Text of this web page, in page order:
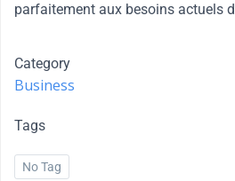
parfaitement aux besoins actuels
Category
Business
Tags
No Tag